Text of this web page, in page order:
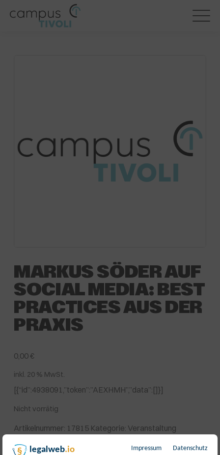
MARKUS SÖDER AUF
SOCIAL MEDIA: BEST
PRACTICES AUS DER
PRAXIS
0,00€
inkl. 20 % MwSt.
[{“id”:4938091,”token”:”AEXHMH”,”data”:[]}]
Nicht vorrätig
Artikelnummer: 17815 Kategorie: Veranstaltung
legalweb.io Impressum Datenschutz